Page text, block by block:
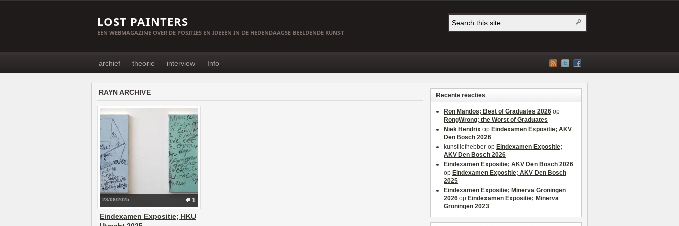
LOST PAINTERS
EEN WEBMAGAZINE OVER DE POSITIES EN IDEEËN IN DE HEDENDAAGSE BEELDENDE KUNST
archief theorie interview Info
RAYN ARCHIVE
1
28/06/2025
Eindexamen Expositie; HKU
Recente reacties
Ron Mandos; Best of Graduates 2026 op
RongWrong; the Worst of Graduates
Niek Hendrix op Eindexamen Expositie; AKV
Den Bosch 2026
kunstliefhebber op Eindexamen Expositie;
AKV Den Bosch 2026
Eindexamen Expositie; AKV Den Bosch 2026
op Eindexamen Expositie; AKV Den Bosch
2025
Eindexamen Expositie; Minerva Groningen
2026 op Eindexamen Expositie; Minerva
Groningen 2023